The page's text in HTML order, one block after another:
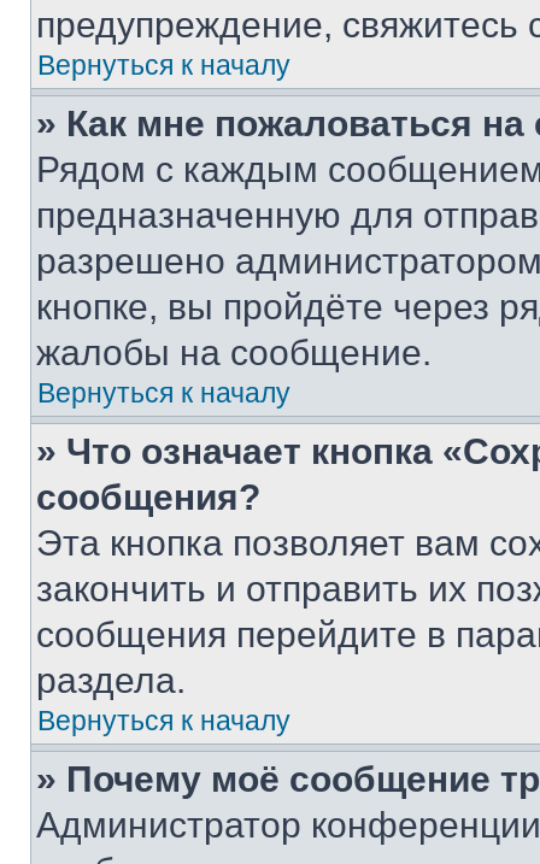
предупреждение,
Вернуться к началу
» Как мне пожаловаться
Рядом с каждым сообщением
предназначенную для
разрешено
кнопке, вы пройдёте через
жалобы на сообщение.
Вернуться к началу
» Что означает кнопка
сообщения?
Эта кнопка позволяет вам
закончить и отправить их
сообщения перейдите в
раздела.
Вернуться к началу
» Почему моё сообщение
Администратор